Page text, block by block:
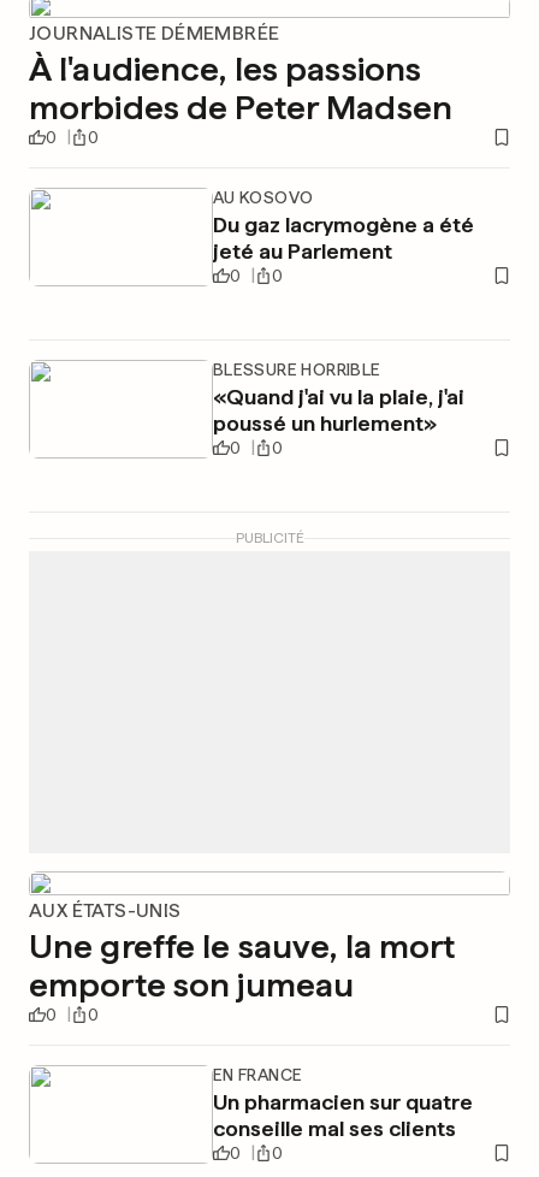
JOURNALISTE DÉMEMBRÉE
À l'audience, les passions
morbides de Peter Madsen
0 0
AU KOSOVO
Du gaz lacrymogène a été
jeté au Parlement
0 0
BLESSURE HORRIBLE
«Quand j'ai vu la plaie, j'ai
poussé un hurlement»
0 0
PUBLICITÉ
AUX ÉTATS-UNIS
Une greffe le sauve, la mort
emporte son jumeau
0 0
EN FRANCE
Un pharmacien sur quatre
conseille mal ses clients
0 0